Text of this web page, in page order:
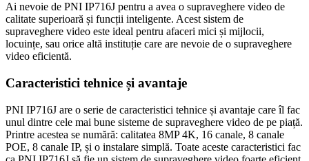
Ai nevoie de PNI IP716J pentru a avea o supraveghere video de
calitate superioară și funcții inteligente. Acest sistem de
supraveghere video este ideal pentru afaceri mici și mijlocii,
locuințe, sau orice altă instituție care are nevoie de o supraveghere
video eficientă.
Caracteristici tehnice și avantaje
PNI IP716J are o serie de caracteristici tehnice și avantaje care îl fac
unul dintre cele mai bune sisteme de supraveghere video de pe piață.
Printre acestea se numără: calitatea 8MP 4K, 16 canale, 8 canale
POE, 8 canale IP, și o instalare simplă. Toate aceste caracteristici fac